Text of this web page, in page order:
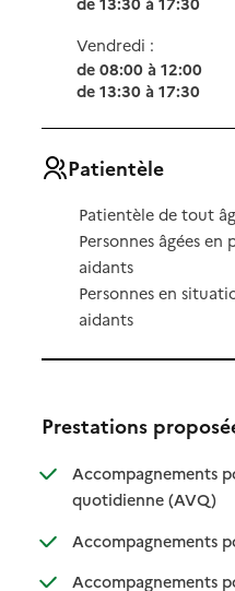
Vendredi :
de 08:00 à 12:00
de 13:30 à 17:30
Patientèle
Patientèle de tout
Personnes âgées
aidants
Personnes en
aidants
Prestations
Accompagnements
quotidienne (AVQ)
:
: non
Accompagnements
Accompagnements